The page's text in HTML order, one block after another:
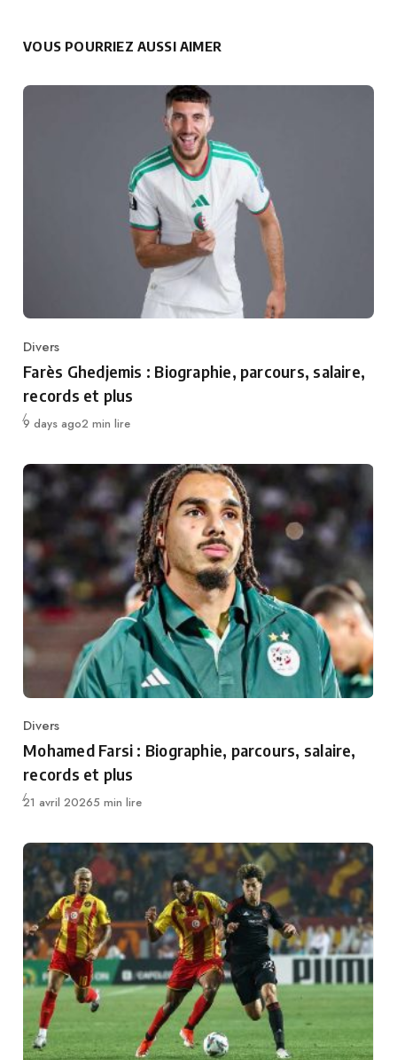
VOUS POURRIEZ AUSSI AIMER
Category
Divers
Farès Ghedjemis : Biographie, parcours, salaire,
records et plus
Publié
9 days ago2 min lire
Category
Divers
Mohamed Farsi : Biographie, parcours, salaire,
records et plus
Publié
21 avril 20265 min lire